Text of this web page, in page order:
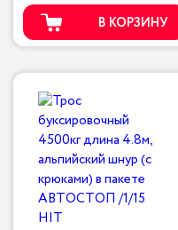
В КОРЗИНУ